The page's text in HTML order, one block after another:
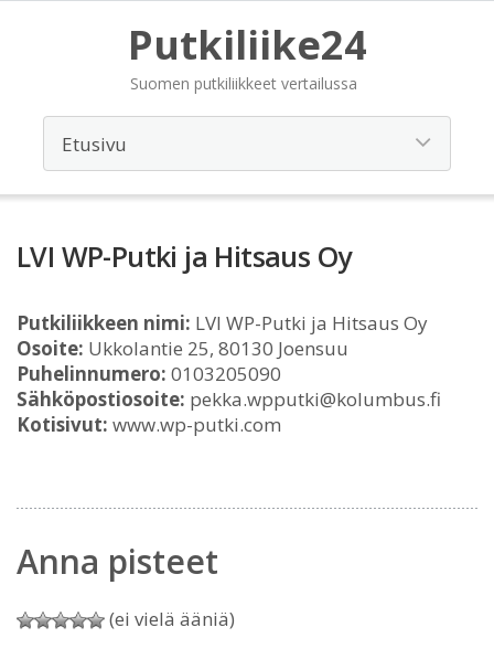
Putkiliike24
Suomen putkiliikkeet vertailussa
LVI WP-Putki ja Hitsaus Oy
Putkiliikkeen nimi: LVI WP-Putki ja Hitsaus Oy
Osoite: Ukkolantie 25, 80130 Joensuu
Puhelinnumero: 0103205090
Sähköpostiosoite: pekka.wpputki@kolumbus.fi
Kotisivut: www.wp-putki.com
Anna pisteet
(ei vielä ääniä)